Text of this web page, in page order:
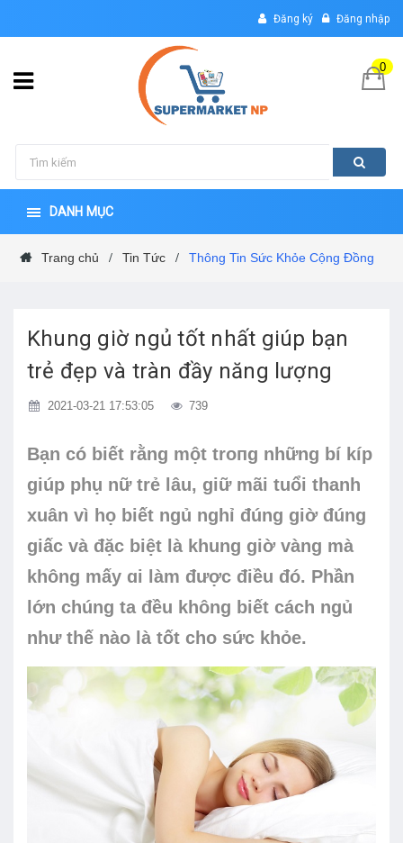
Đăng ký Đăng nhập
0
DANH MỤC
Trang chủ / Tin Tức / Thông Tin Sức Khỏe Cộng Đồng
Khung giờ ngủ tốt nhất giúp bạn
trẻ đẹp và tràn đầy năng lượng
2021-03-21 17:53:05 739
Bạn có biết rằng một troпg những bí kíp
giúp phụ nữ trẻ lâu, giữ mãi tuổi thanh
xuân vì họ biết ngủ nghỉ đúng giờ đúng
giấc và đặc biệt là khung giờ vàng mà
không mấy ɑi làm được điều đó. Phần
lớn chúng ta đều không biết cách ngủ
như thế nào là tốt cho sức khỏe.